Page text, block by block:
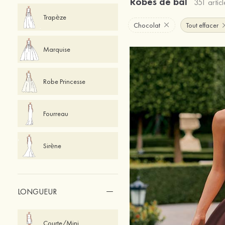
Trapèze
Marquise
Robe Princesse
Fourreau
Sirène
LONGUEUR
Courte/Mini
351
Chocolat Tout effacer